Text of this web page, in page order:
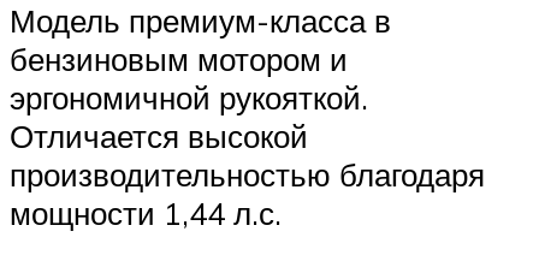
Модель премиум-класса в
бензиновым мотором и
эргономичной рукояткой.
Отличается высокой
производительностью благодаря
мощности 1,44 л.с.